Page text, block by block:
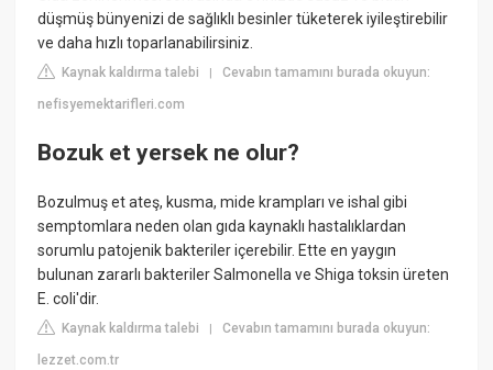
düşmüş bünyenizi de sağlıklı besinler tüketerek iyileştirebilir
ve daha hızlı toparlanabilirsiniz.
Kaynak kaldırma talebi |Cevabın tamamını burada okuyun:
nefisyemektarifleri.com
Bozuk et yersek ne olur?
Bozulmuş et ateş, kusma, mide krampları ve ishal gibi
semptomlara neden olan gıda kaynaklı hastalıklardan
sorumlu patojenik bakteriler içerebilir. Ette en yaygın
bulunan zararlı bakteriler Salmonella ve Shiga toksin üreten
E. coli'dir.
Kaynak kaldırma talebi |Cevabın tamamını burada okuyun:
lezzet.com.tr